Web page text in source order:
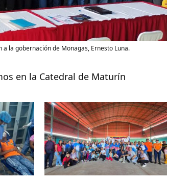
la gobernación de Monagas, Ernesto Luna.
en la Catedral de Maturín